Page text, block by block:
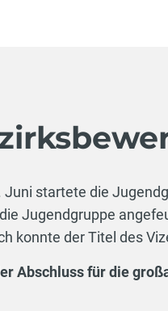
Juni startete die
Jugendgruppe
konnte der Titel des
Abschluss für die